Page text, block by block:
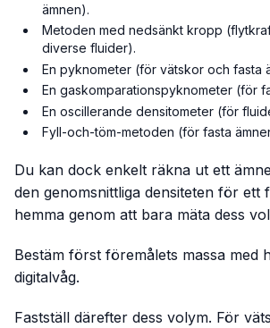
ämnen).
Metoden med nedsänkt kropp
diverse fluider).
En pyknometer (för vätskor och fasta
En gaskomparationspyknometer (för
En oscillerande densitometer (för
Fyll-och-töm-metoden (för fasta
Du kan dock enkelt räkna ut ett
den genomsnittliga densiteten för ett
hemma genom att bara mäta dess
Bestäm först föremålets massa med
digitalvåg.
Fastställ därefter dess volym. För